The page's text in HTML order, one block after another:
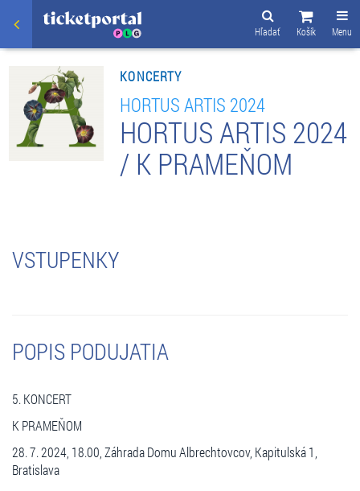
Menu
Košík
Hľadať
KONCERTY
HORTUS ARTIS 2024
HORTUS ARTIS 2024
/ K PRAMEŇOM
VSTUPENKY
POPIS PODUJATIA
5. KONCERT
K PRAMEŇOM
28. 7. 2024, 18.00, Záhrada Domu Albrechtovcov, Kapitulská 1,
Bratislava